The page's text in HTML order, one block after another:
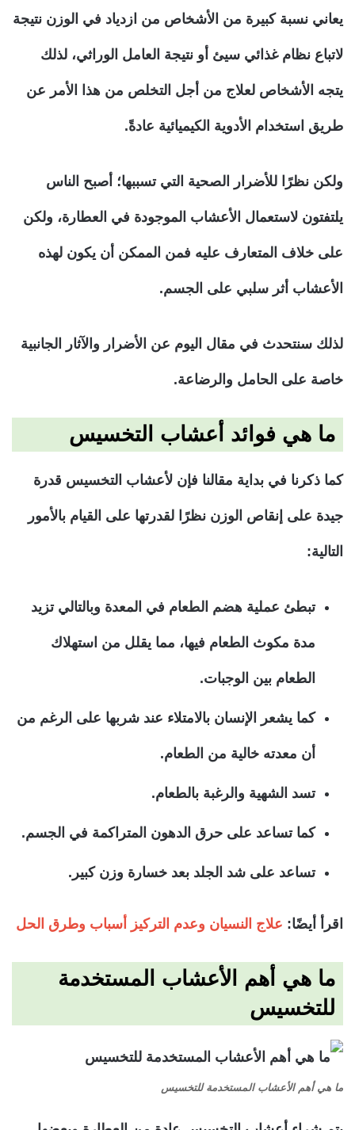
يعاني نسبة كبيرة من الأشخاص من ازدياد في الوزن نتيجة
لاتباع نظام غذائي سيئ أو نتيجة العامل الوراثي، لذلك
يتجه الأشخاص لعلاج من أجل التخلص من هذا الأمر عن
طريق استخدام الأدوية الكيميائية عادةً.
ولكن نظرًا للأضرار الصحية التي تسببها؛ أصبح الناس
يلتفتون لاستعمال الأعشاب الموجودة في العطارة، ولكن
على خلاف المتعارف عليه فمن الممكن أن يكون لهذه
الأعشاب أثر سلبي على الجسم.
لذلك سنتحدث في مقال اليوم عن الأضرار والآثار الجانبية
خاصة على الحامل والرضاعة.
ما هي فوائد أعشاب التخسيس
كما ذكرنا في بداية مقالنا فإن لأعشاب التخسيس قدرة
جيدة على إنقاص الوزن نظرًا لقدرتها على القيام بالأمور
التالية:
تبطئ عملية هضم الطعام في المعدة وبالتالي تزيد
مدة مكوث الطعام فيها، مما يقلل من استهلاك
الطعام بين الوجبات.
كما يشعر الإنسان بالامتلاء عند شربها على الرغم من
أن معدته خالية من الطعام.
تسد الشهية والرغبة بالطعام.
كما تساعد على حرق الدهون المتراكمة في الجسم.
تساعد على شد الجلد بعد خسارة وزن كبير.
اقرأ أيضًا: علاج النسيان وعدم التركيز أسباب وطرق الحل
ما هي أهم الأعشاب المستخدمة
للتخسيس
ما هي أهم الأعشاب المستخدمة للتخسيس